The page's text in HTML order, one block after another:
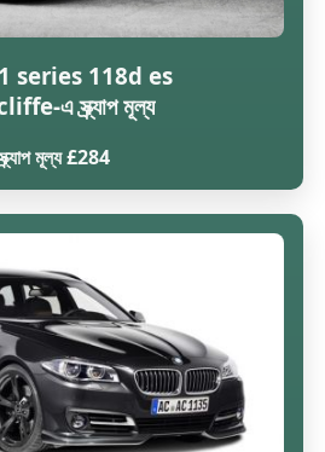
series 118d es
এ স্ক্র্যাপ মূল্য
মূল্য £284